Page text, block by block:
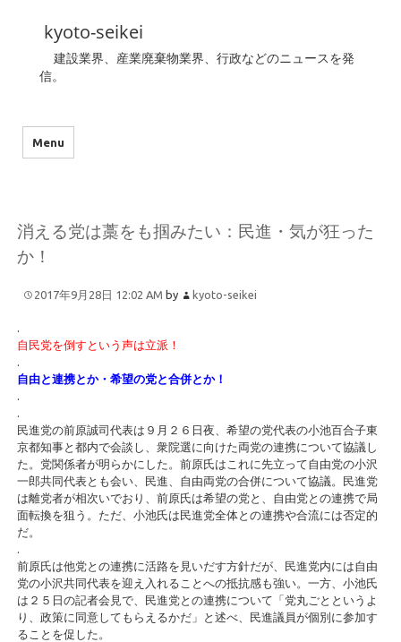
kyoto-seikei
建設業界、産業廃棄物業界、行政などのニュースを発
信。
Menu
消える党は藁をも掴みたい：民進・気が狂った
か！
2017年9月28日 12:02 AM by kyoto-seikei
.
自民党を倒すという声は立派！
.
自由と連携とか・希望の党と合併とか！
.
.
民進党の前原誠司代表は９月２６日夜、希望の党代表の小池百合子東
京都知事と都内で会談し、衆院選に向けた両党の連携について協議し
た。党関係者が明らかにした。前原氏はこれに先立って自由党の小沢
一郎共同代表とも会い、民進、自由両党の合併について協議。民進党
は離党者が相次いでおり、前原氏は希望の党と、自由党との連携で局
面転換を狙う。ただ、小池氏は民進党全体との連携や合流には否定的
だ。
.
前原氏は他党との連携に活路を見いだす方針だが、民進党内には自由
党の小沢共同代表を迎え入れることへの抵抗感も強い。一方、小池氏
は２５日の記者会見で、民進党との連携について「党丸ごとというよ
り、政策に同意してもらえるかだ」と述べ、民進議員が個別に参加す
ることを促した。